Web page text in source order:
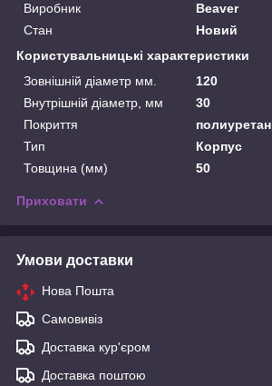
Виробник
Beaver
Стан
Новий
Користувальницькі характеристики
Зовнішній діаметр мм.
120
Внутрішній діаметр, мм
30
Покриття
полиуретан
Тип
Корпус
Товщина (мм)
50
Приховати
Умови доставки
Нова Пошта
Самовивіз
Доставка кур'єром
Доставка поштою